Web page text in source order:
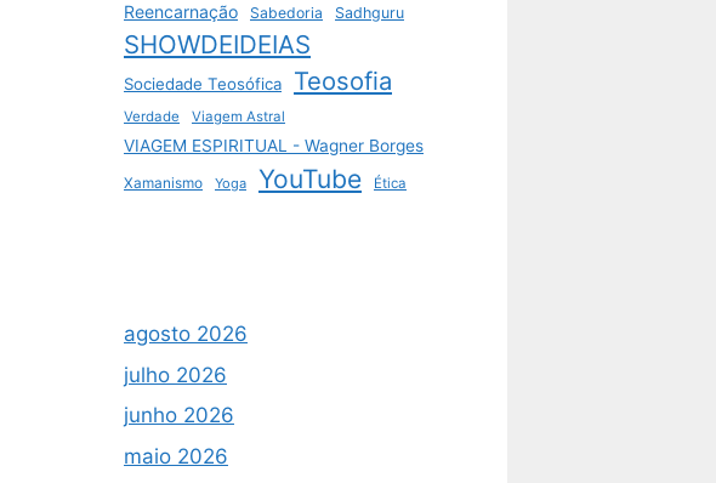
Reencarnação Sabedoria Sadhguru
SHOWDEIDEIAS
Sociedade Teosófica Teosofia
Verdade Viagem Astral
VIAGEM ESPIRITUAL - Wagner Borges
Xamanismo Yoga YouTube Ética
agosto 2026
julho 2026
junho 2026
maio 2026